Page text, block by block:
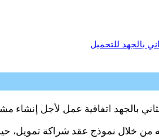
بالجهد للتحميل
بالجهد اتفاقية عمل لأجل
من خلال نموذج عقد شراكة